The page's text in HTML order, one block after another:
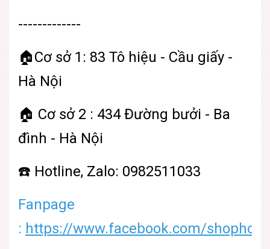
-------------
🏠Cơ sở 1: 83 Tô hiệu - Cầu giấy -
Hà Nội
🏠 Cơ sở 2 : 434 Đường bưởi - Ba
đình - Hà Nội
☎️ Hotline, Zalo: 0982511033
Fanpage
: https://www.facebook.com/